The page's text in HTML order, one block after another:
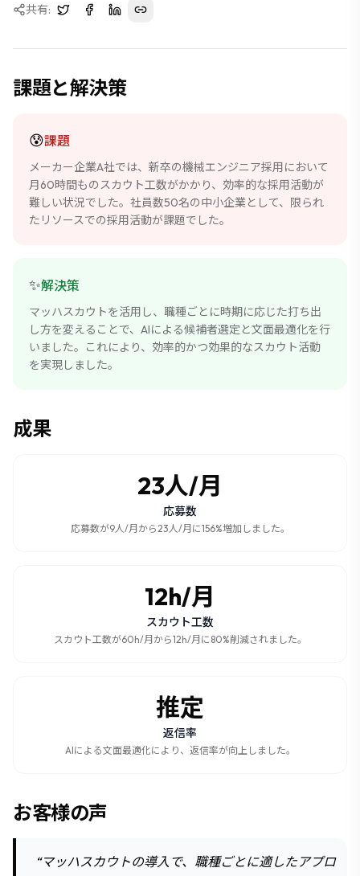
共有:
課題と解決策
😰課題
メーカー企業A社では、新卒の機械エンジニア採用において
月60時間ものスカウト工数がかかり、効率的な採用活動が
難しい状況でした。社員数50名の中小企業として、限られ
たリソースでの採用活動が課題でした。
✨解決策
マッハスカウトを活用し、職種ごとに時期に応じた打ち出
し方を変えることで、AIによる候補者選定と文面最適化を行
いました。これにより、効率的かつ効果的なスカウト活動
を実現しました。
成果
23人/月
応募数
応募数が9人/月から23人/月に156%増加しました。
12h/月
スカウト工数
スカウト工数が60h/月から12h/月に80%削減されました。
推定
返信率
AIによる文面最適化により、返信率が向上しました。
お客様の声
“マッハスカウトの導入で、職種ごとに適したアプロ